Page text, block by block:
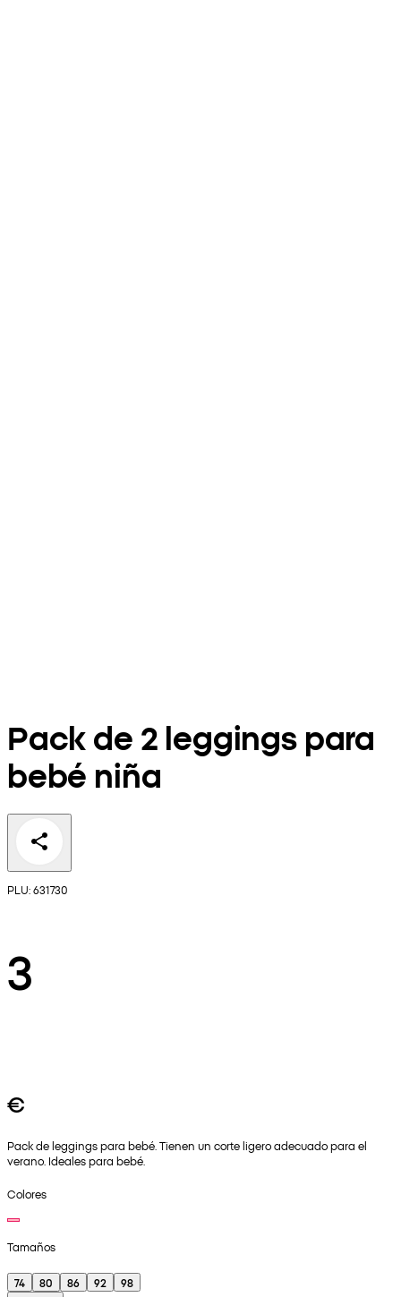
Pack de 2 leggings para
bebé niña
PLU: 631730
3
€
Pack de leggings para bebé. Tienen un corte ligero adecuado para el
verano. Ideales para bebé.
Colores
Tamaños
74 80 86 92
98